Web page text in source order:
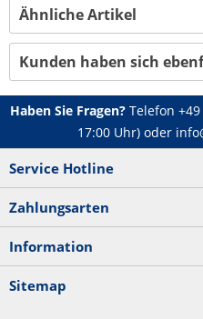
Ähnliche Artikel
Kunden haben sich
Haben Sie Fragen? Telefon
17:00 Uhr) oder
Service Hotline
Zahlungsarten
Information
Sitemap